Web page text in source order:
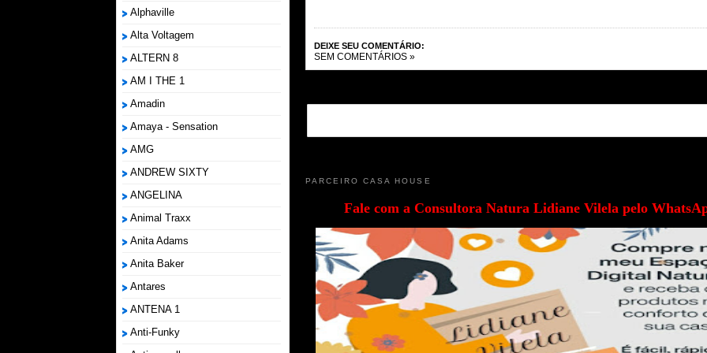
Alphaville
Alta Voltagem
ALTERN 8
AM I THE 1
Amadin
Amaya - Sensation
AMG
ANDREW SIXTY
ANGELINA
Animal Traxx
Anita Adams
Anita Baker
Antares
ANTENA 1
Anti-Funky
DEIXE SEU COMENTÁRIO:
SEM COMENTÁRIOS »
PARCEIRO CASA HOUSE
Fale com a Consultora Natura Lidiane Vilela pelo